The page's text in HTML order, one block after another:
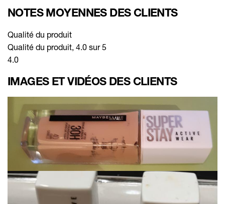
NOTES MOYENNES DES CLIENTS
Qualité du produit
Qualité du produit, 4.0 sur 5
4.0
IMAGES ET VIDÉOS DES CLIENTS